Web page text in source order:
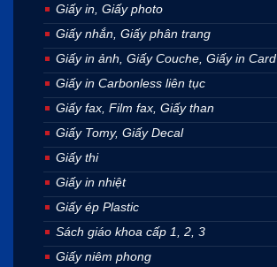
Giấy in, Giấy photo
Giấy nhắn, Giấy phân trang
Giấy in ảnh, Giấy Couche, Giấy in Card
Giấy in Carbonless liên tục
Giấy fax, Film fax, Giấy than
Giấy Tomy, Giấy Decal
Giấy thi
Giấy in nhiệt
Giấy ép Plastic
Sách giáo khoa cấp 1, 2, 3
Giấy niêm phong